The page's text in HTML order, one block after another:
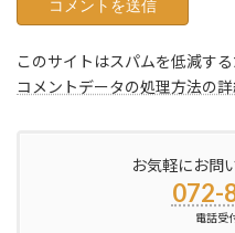
このサイトはスパムを低減す
コメントデータの処理方法の
お気軽にお問
072-
電話受